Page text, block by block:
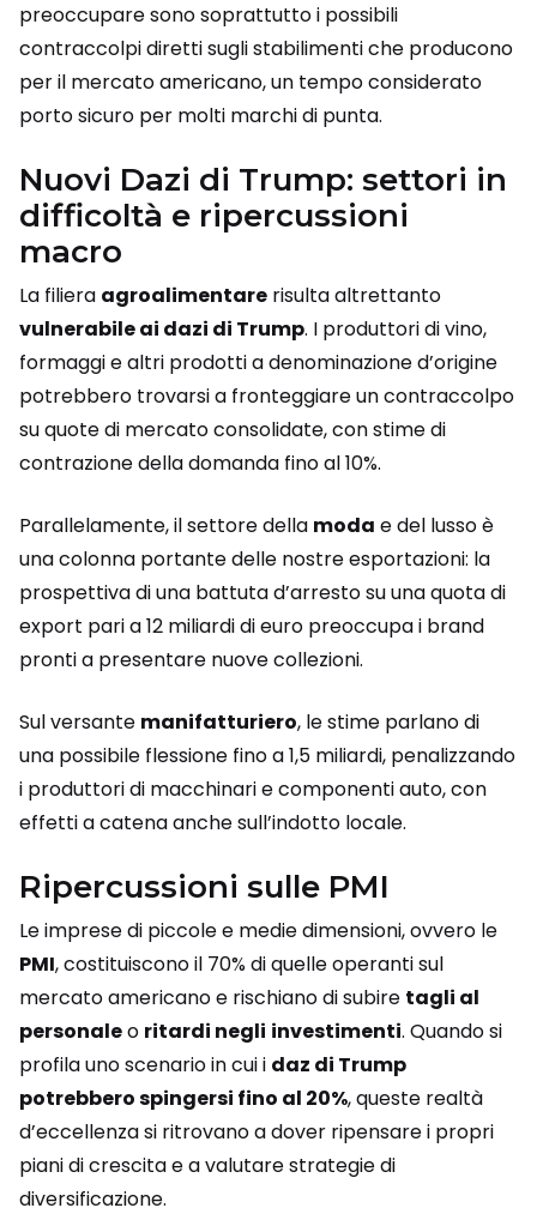
preoccupare sono soprattutto i possibili
contraccolpi diretti sugli stabilimenti che producono
per il mercato americano, un tempo considerato
porto sicuro per molti marchi di punta.
Nuovi Dazi di Trump: settori in
difficoltà e ripercussioni
macro
La filiera agroalimentare risulta altrettanto
vulnerabile ai dazi di Trump. I produttori di vino,
formaggi e altri prodotti a denominazione d’origine
potrebbero trovarsi a fronteggiare un contraccolpo
su quote di mercato consolidate, con stime di
contrazione della domanda fino al 10%.
Parallelamente, il settore della moda e del lusso è
una colonna portante delle nostre esportazioni: la
prospettiva di una battuta d’arresto su una quota di
export pari a 12 miliardi di euro preoccupa i brand
pronti a presentare nuove collezioni.
Sul versante manifatturiero, le stime parlano di
una possibile flessione fino a 1,5 miliardi, penalizzando
i produttori di macchinari e componenti auto, con
effetti a catena anche sull’indotto locale.
Ripercussioni sulle PMI
Le imprese di piccole e medie dimensioni, ovvero le
PMI, costituiscono il 70% di quelle operanti sul
mercato americano e rischiano di subire tagli al
personaleo ritardi negli investimenti. Quando si
profila uno scenario in cui i daz di Trump
potrebbero spingersi fino al 20%, queste realtà
d’eccellenza si ritrovano a dover ripensare i propri
piani di crescita e a valutare strategie di
diversificazione.